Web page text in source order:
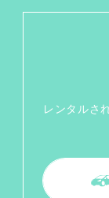
レンタルさ